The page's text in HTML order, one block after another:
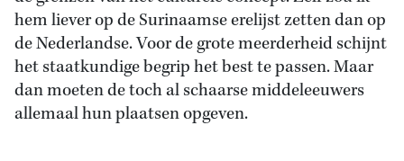
hem liever op de Surinaamse erelijst zetten dan op
de Nederlandse. Voor de grote meerderheid schijnt
het staatkundige begrip het best te passen. Maar
dan moeten de toch al schaarse middeleeuwers
allemaal hun plaatsen opgeven.